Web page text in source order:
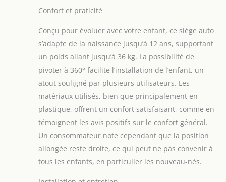
naissance jusqu’à
12 ans environ. Plus
besoin de changer
de siège auto !
IISOFIX: Le DUNE
s’installe grâce aux
tether afin de
limiter les erreurs
d’installation.
TETIERE : Le siège
est équipé d’une
têtière réglable en
hauteur afin de
Confort et praticité
Conçu pour évoluer avec votre enfant, ce siège auto
s’adapte de la naissance jusqu’à 12 ans, supportant
un poids allant jusqu’à 36 kg. La possibilité de
pivoter à 360° facilite l’installation de l’enfant, un
atout souligné par plusieurs utilisateurs. Les
matériaux utilisés, bien que principalement en
plastique, offrent un confort satisfaisant, comme en
témoignent les avis positifs sur le confort général.
Un consommateur note cependant que la position
allongée reste droite, ce qui peut ne pas convenir à
tous les enfants, en particulier les nouveau-nés.